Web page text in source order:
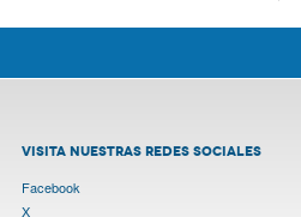
VISITA NUESTRAS REDES SOCIALES
Facebook
X